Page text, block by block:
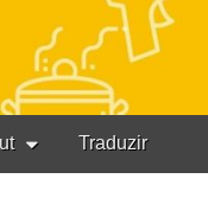
Traduzir